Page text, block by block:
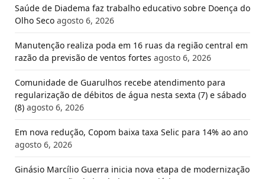
Saúde de Diadema faz trabalho educativo sobre Doença do
Olho Seco agosto 6, 2026
Manutenção realiza poda em 16 ruas da região central em
razão da previsão de ventos fortes agosto 6, 2026
Comunidade de Guarulhos recebe atendimento para
regularização de débitos de água nesta sexta (7) e sábado
(8) agosto 6, 2026
Em nova redução, Copom baixa taxa Selic para 14% ao ano
agosto 6, 2026
Ginásio Marcílio Guerra inicia nova etapa de modernização